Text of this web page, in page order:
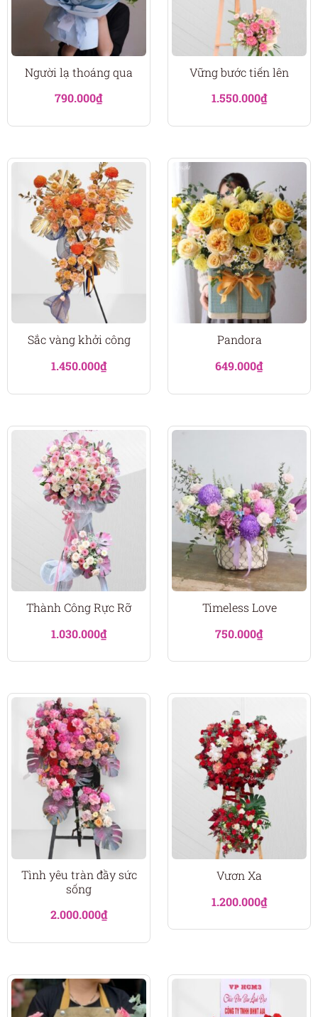
Người lạ thoáng qua
790.000₫
Vững bước tiến lên
1.550.000₫
Sắc vàng khởi công
1.450.000₫
Pandora
649.000₫
Thành Công Rực Rỡ
1.030.000₫
Timeless Love
750.000₫
Tình yêu tràn đầy sức
sống
2.000.000₫
Vươn Xa
1.200.000₫